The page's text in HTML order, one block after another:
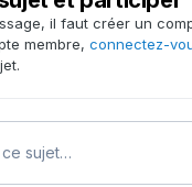
il faut créer un
membre, connectez-
sujet…